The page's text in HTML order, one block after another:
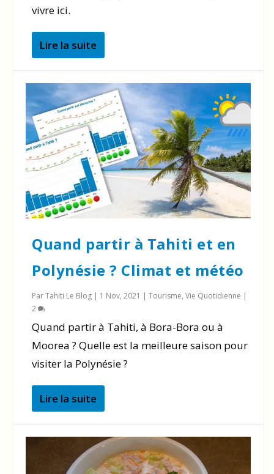
vivre ici.
Lire la suite
Quand partir à Tahiti et en
Polynésie ? Climat et météo
ParTahiti Le Blog | 1 Nov, 2021 |Tourisme,Vie Quotidienne |
2
Quand partir à Tahiti, à Bora-Bora ou à
Moorea ? Quelle est la meilleure saison pour
visiter la Polynésie ?
Lire la suite